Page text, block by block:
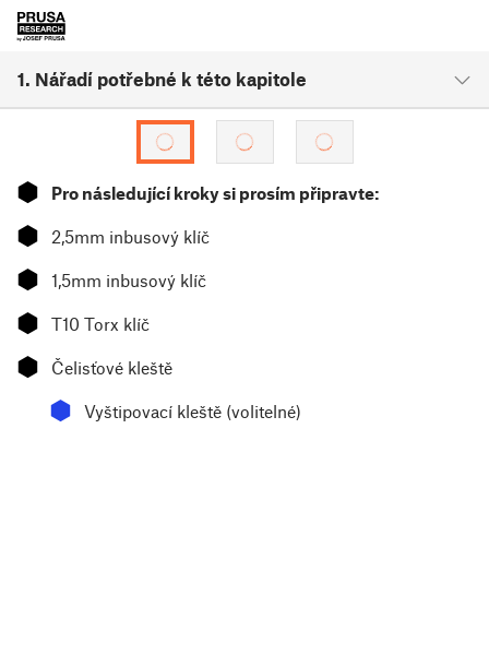
1. Nářadí potřebné k této kapitole
⬢ Pro následující kroky si prosím připravte:
⬢ 2,5mm inbusový klíč
⬢ 1,5mm inbusový klíč
⬢ T10 Torx klíč
⬢ Čelisťové kleště
⬢ Vyštipovací kleště (volitelné)